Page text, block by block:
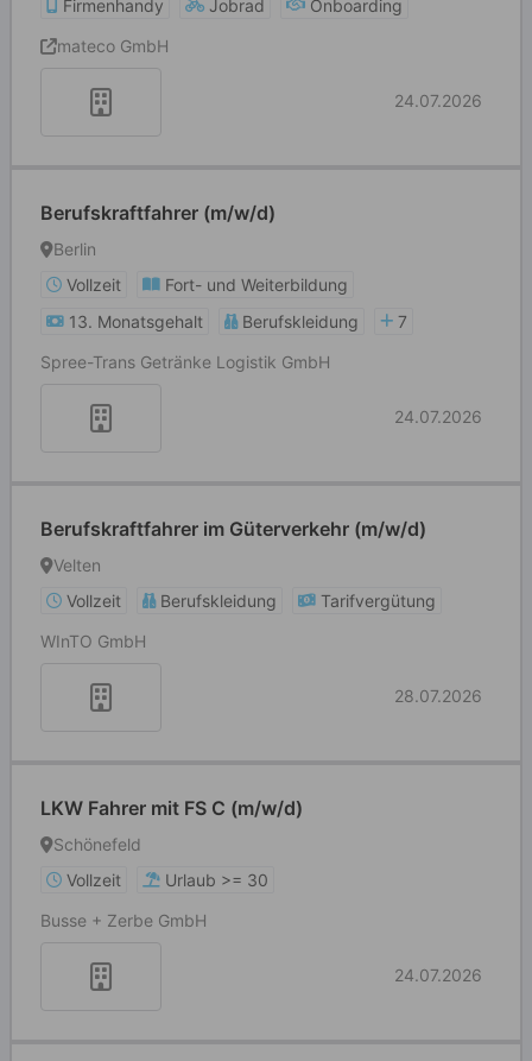
Firmenhandy Jobrad
Onboarding
mateco GmbH
24.07.2026
Berufskraftfahrer (m/w/d)
Berlin
Vollzeit
Fort- und Weiterbildung
13. Monatsgehalt
Berufskleidung
7
Spree-Trans Getränke Logistik GmbH
24.07.2026
Berufskraftfahrer im Güterverkehr (m/w/d)
Velten
Vollzeit
Berufskleidung
Tarifvergütung
WInTO GmbH
28.07.2026
LKW Fahrer mit FS C (m/w/d)
Schönefeld
Vollzeit
Urlaub >= 30
Busse + Zerbe GmbH
24.07.2026